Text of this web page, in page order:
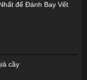
để Đánh Bay Vết
cầy